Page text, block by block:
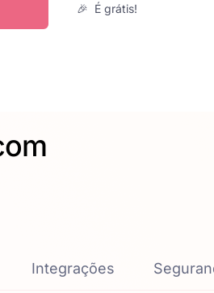
🎉 É grátis!
Integrações